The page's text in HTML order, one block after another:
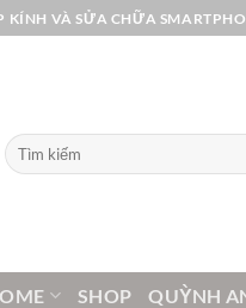
KÍNH VÀ SỬA CHỮA
Tìm
kiếm:
SHOP QUỲNH